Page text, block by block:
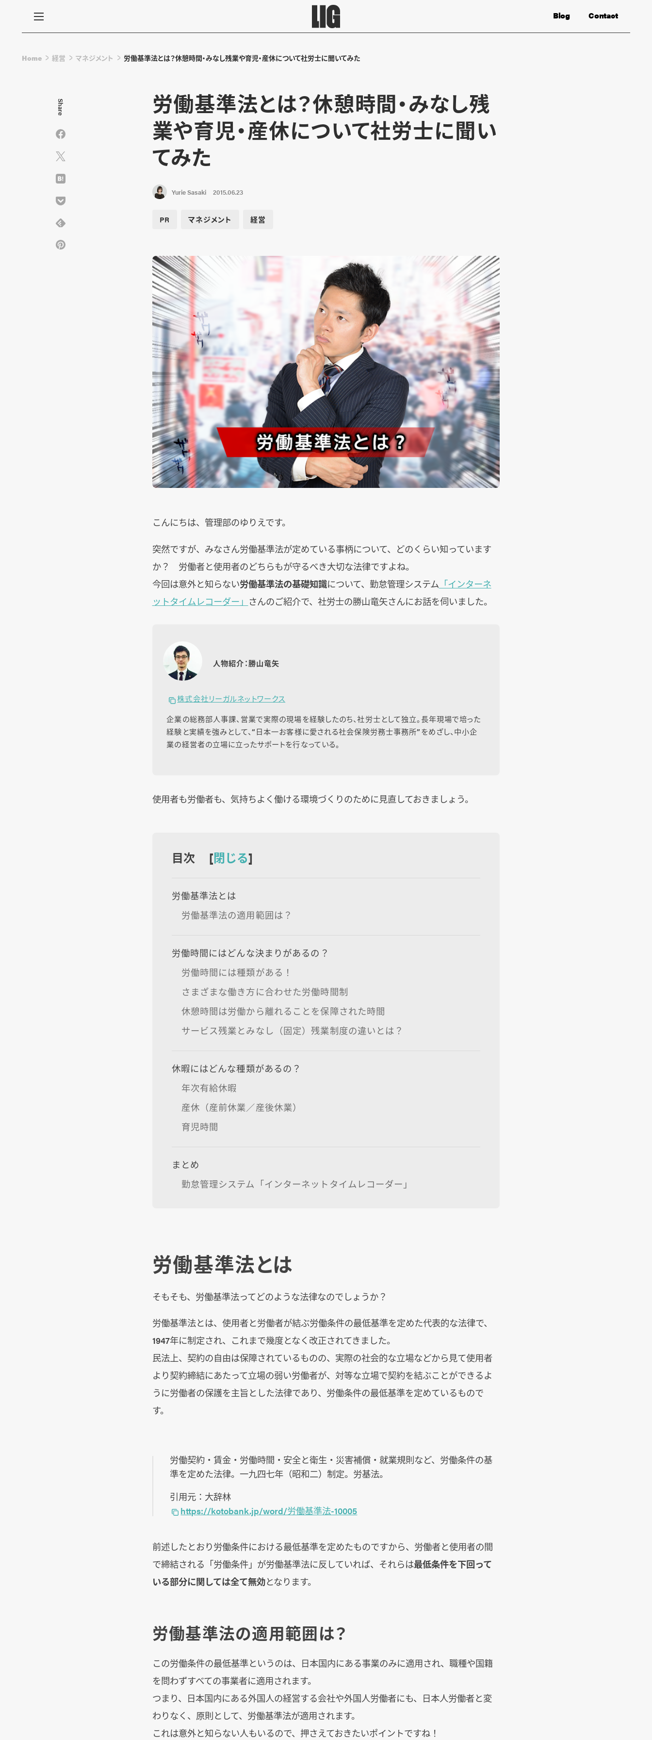
Contact
Blog
Home 経営 マネジメント 労働基準法とは？休憩時間・みなし残業や育児・産休について社労士に聞いてみた
労働基準法とは？休憩時間・みなし残
業や育児・産休について社労士に聞い
てみた
Yurie Sasaki 2015.06.23
PR マネジメント 経営
こんにちは、管理部のゆりえです。
突然ですが、みなさん労働基準法が定めている事柄について、どのくらい知っています
か？ 労働者と使用者のどちらもが守るべき大切な法律ですよね。
今回は意外と知らない労働基準法の基礎知識について、勤怠管理システム 「インターネ
ットタイムレコーダー」 さんのご紹介で、社労士の勝山竜矢さんにお話を伺いました。
人物紹介：勝山竜矢
株式会社リーガルネットワークス
企業の総務部人事課、営業で実際の現場を経験したのち、社労士として独立。長年現場で培った
経験と実績を強みとして、“日本一お客様に愛される社会保険労務士事務所”をめざし、中小企
業の経営者の立場に立ったサポートを行なっている。
使用者も労働者も、気持ちよく働ける環境づくりのために見直しておきましょう。
目次 [閉じる]
労働基準法とは
労働基準法の適用範囲は？
労働時間にはどんな決まりがあるの？
労働時間には種類がある！
さまざまな働き方に合わせた労働時間制
休憩時間は労働から離れることを保障された時間
サービス残業とみなし（固定）残業制度の違いとは？
休暇にはどんな種類があるの？
年次有給休暇
産休（産前休業／産後休業）
育児時間
まとめ
勤怠管理システム「インターネットタイムレコーダー」
労働基準法とは
そもそも、労働基準法ってどのような法律なのでしょうか？
労働基準法とは、使用者と労働者が結ぶ労働条件の最低基準を定めた代表的な法律で、
1947年に制定され、これまで幾度となく改正されてきました。
民法上、契約の自由は保障されているものの、実際の社会的な立場などから見て使用者
より契約締結にあたって立場の弱い労働者が、対等な立場で契約を結ぶことができるよ
うに労働者の保護を主旨とした法律であり、労働条件の最低基準を定めているもので
す。
労働契約・賃金・労働時間・安全と衛生・災害補償・就業規則など、労働条件の基
準を定めた法律。一九四七年（昭和二）制定。労基法。
引用元：大辞林
https://kotobank.jp/word/労働基準法-10005
前述したとおり労働条件における最低基準を定めたものですから、労働者と使用者の間
で締結される「労働条件」が労働基準法に反していれば、それらは最低条件を下回って
いる部分に関しては全て無効となります。
労働基準法の適用範囲は？
この労働条件の最低基準というのは、日本国内にある事業のみに適用され、職種や国籍
を問わずすべての事業者に適用されます。
つまり、日本国内にある外国人の経営する会社や外国人労働者にも、日本人労働者と変
わりなく、原則として、労働基準法が適用されます。
これは意外と知らない人もいるので、押さえておきたいポイントですね！
Share